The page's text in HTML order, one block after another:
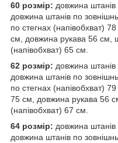
60 розмір: довжина
довжина штанів по
по стегнах (напівобхват)
см, довжина рукава 56 см,
(напівобхват) 65 см.
62 розмір: довжина
довжина штанів по
по стегнах (напівобхват)
75 см, довжина рукава 56
(напівобхват) 67 см.
64 розмір: довжина
довжина штанів по